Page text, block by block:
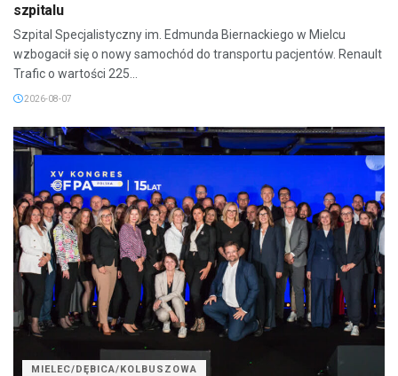
szpitalu
Szpital Specjalistyczny im. Edmunda Biernackiego w Mielcu
wzbogacił się o nowy samochód do transportu pacjentów. Renault
Trafic o wartości 225...
2026-08-07
MIELEC/DĘBICA/KOLBUSZOWA